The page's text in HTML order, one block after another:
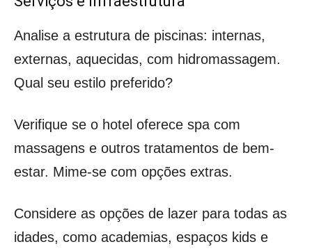
Analise a estrutura de piscinas: internas,
externas, aquecidas, com hidromassagem.
Qual seu estilo preferido?
Verifique se o hotel oferece spa com
massagens e outros tratamentos de bem-
estar. Mime-se com opções extras.
Considere as opções de lazer para todas as
idades, como academias, espaços kids e